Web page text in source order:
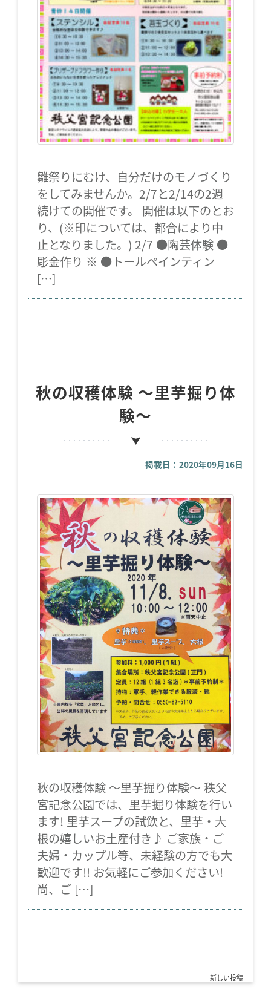
雛祭りにむけ、自分だけのモノづくり
をしてみませんか。2/7と2/14の2週
続けての開催です。 開催は以下のとお
り、(※印については、都合により中
止となりました。) 2/7 ●陶芸体験 ●
彫金作り ※ ●トールペインティン
[…]
秋の収穫体験 ～里芋掘り体
験～
掲載日：2020年09月16日
秋の収穫体験 ～里芋掘り体験～ 秩父
宮記念公園では、里芋掘り体験を行い
ます! 里芋スープの試飲と、里芋・大
根の嬉しいお土産付き♪ ご家族・ご
夫婦・カップル等、未経験の方でも大
歓迎です!! お気軽にご参加ください!
尚、ご […]
新しい投稿